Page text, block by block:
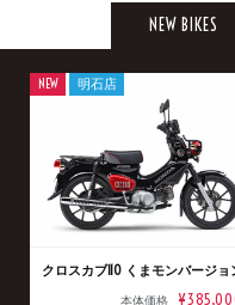
NEW BIKES
クロスカブ110 くまモンバージョ
本体価格
NEW 明石店